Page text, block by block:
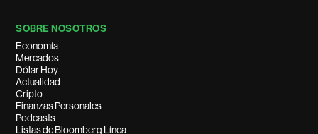
SOBRE NOSOTROS
Economía
Mercados
Dólar Hoy
Actualidad
Cripto
Finanzas Personales
Podcasts
Listas de Bloomberg Línea